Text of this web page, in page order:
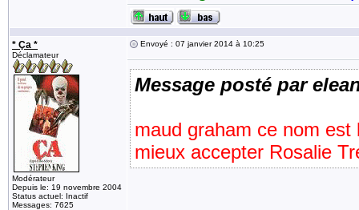
* Ça *
Déclamateur
Modérateur
Depuis le: 19 novembre 2004
Status actuel: Inactif
Messages: 7625
Envoyé : 07 janvier 2014 à 10:25
Message posté par
maud graham ce nom
mieux accepter Rosalie